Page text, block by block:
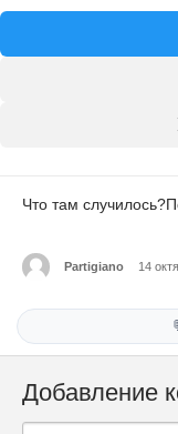
Что там
Partigiano 14
Добавление